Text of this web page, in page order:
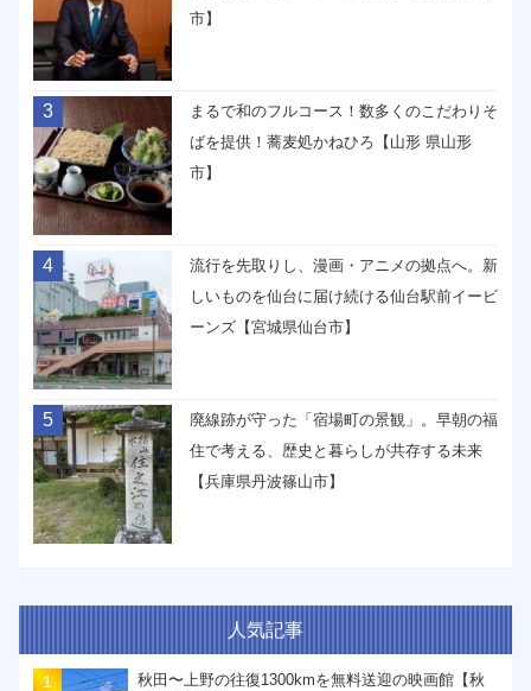
市】
3
まるで和のフルコース！数多くのこだわりそ
ばを提供！蕎麦処かねひろ【山形 県山形
市】
4
流行を先取りし、漫画・アニメの拠点へ。新
しいものを仙台に届け続ける仙台駅前イービ
ーンズ【宮城県仙台市】
5
廃線跡が守った「宿場町の景観」。早朝の福
住で考える、歴史と暮らしが共存する未来
【兵庫県丹波篠山市】
人気記事
秋田〜上野の往復1300kmを無料送迎の映画館【秋